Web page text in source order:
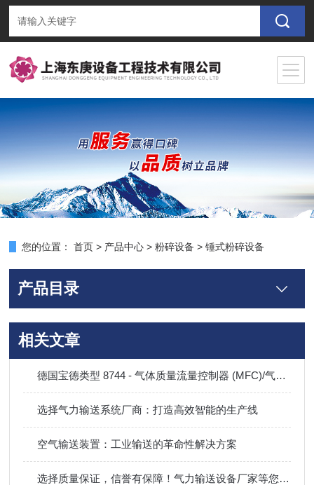
您的位置： 首页 > 产品中心 >粉碎设备 >锤式粉碎设备
产品目录
相关文章
德国宝德类型 8744 - 气体质量流量控制器 (MFC)/气体质量流量计 (MFM)
选择气力输送系统厂商：打造高效智能的生产线
空气输送装置：工业输送的革命性解决方案
选择质量保证，信誉有保障！气力输送设备厂家等您咨询！